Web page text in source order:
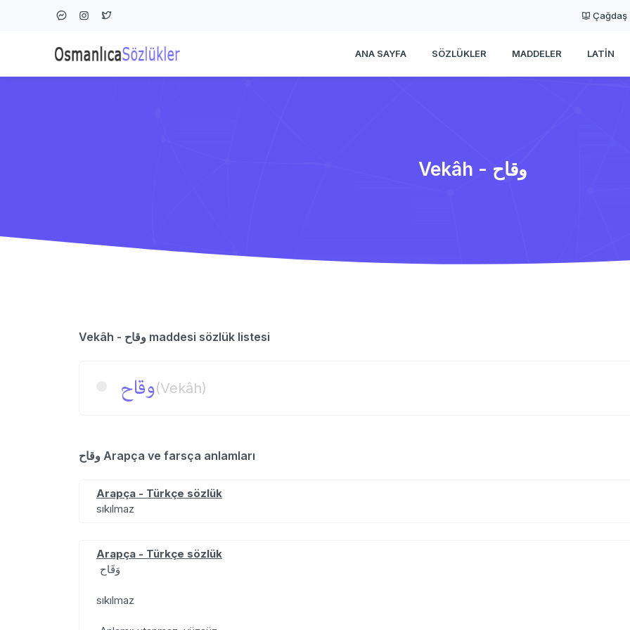
Çağdaş
ANA SAYFA SÖZLÜKLER MADDELER LATIN
Vekâh - وقاح
Vekâh - وقاح maddesi sözlük listesi
وقاح(Vekâh)
وقاح Arapça ve farsça anlamları
Arapça - Türkçe sözlük
sıkılmaz
Arapça - Türkçe sözlük
وَقَاح
sıkılmaz